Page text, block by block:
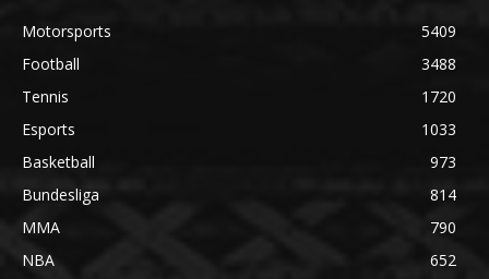
Motorsports
5409
Football
3488
Tennis
1720
Esports
1033
Basketball
973
Bundesliga
814
MMA
790
NBA
652